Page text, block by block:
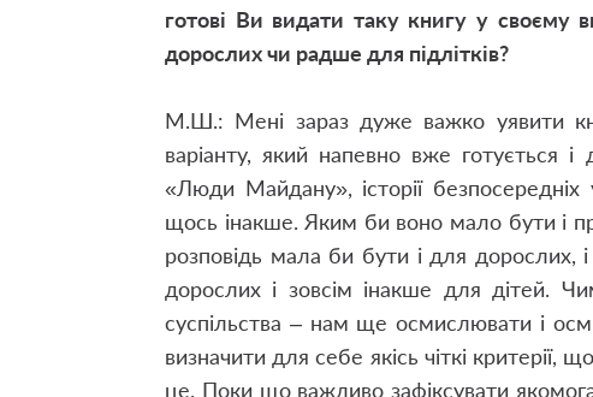
готові Ви видати таку книгу у своєму
дорослих чи радше для підлітків?
М.Ш.: Мені зараз дуже важко уявити
варіанту, який напевно вже
«Люди Майдану», історії
щось інакше. Яким би воно мало бути і
розповідь мала би бути і для дорослих,
дорослих і зовсім інакше для дітей.
суспільства – нам ще осмислювати і
визначити для себе якісь чіткі
це. Поки що важливо зафіксувати